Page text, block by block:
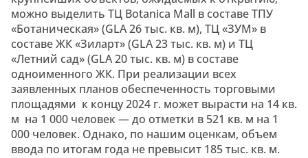
можно выделить ТЦ Botanica Mall в составе ТПУ
«Ботаническая» (GLA 26 тыс. кв. м), ТЦ «ЗУМ» в
составе ЖК «Зиларт» (GLA 23 тыс. кв. м) и ТЦ
«Летний сад» (GLA 20 тыс. кв. м) в составе
одноименного ЖК. При реализации всех
заявленных планов обеспеченность торговыми
площадями к концу 2024 г. может вырасти на 14 кв.
м на 1 000 человек — до отметки в 521 кв. м на 1
000 человек. Однако, по нашим оценкам, объем
ввода по итогам года не превысит 185 тыс. кв. м.